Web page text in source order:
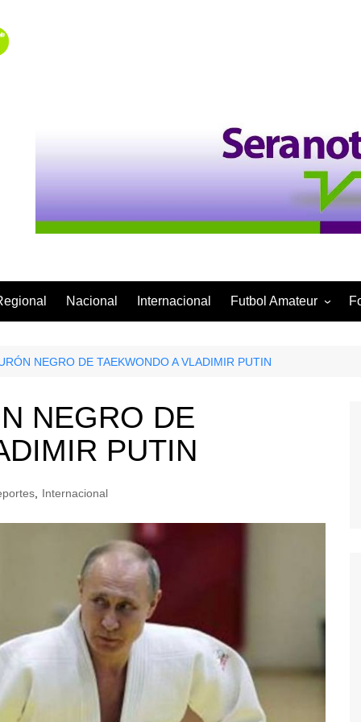
Nacional Internacional Futbol Amateur
Categoría Adulta
NEGRO DE TAEKWONDO A VLADIMIR PUTIN
NEGRO DE
PUTIN
, Internacional